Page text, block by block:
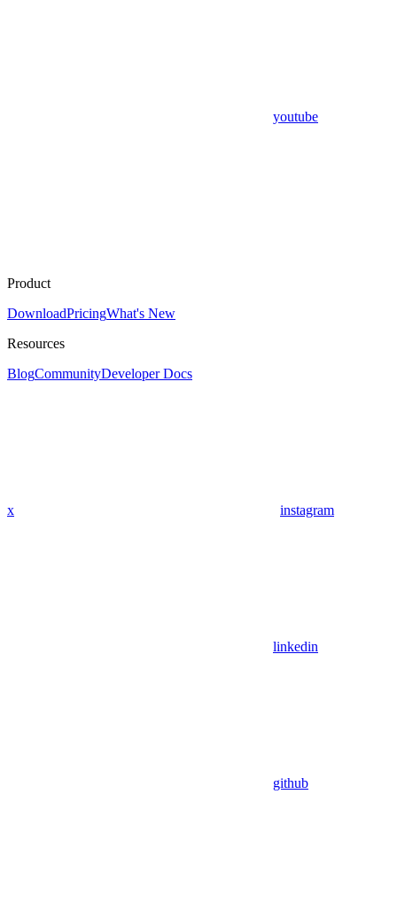
youtube
Product
DownloadPricingWhat's New
Resources
BlogCommunityDeveloper Docs
x instagram
linkedin
github